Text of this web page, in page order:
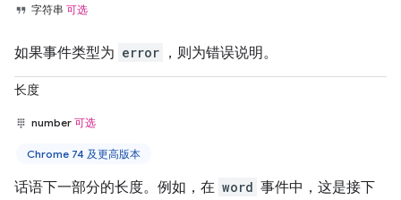
字符串 可选
如果事件类型为 error ，则为错误说明。
长度
number 可选
Chrome 74 及更高版本
话语下一部分的长度。例如，在 word 事件中，这是接下